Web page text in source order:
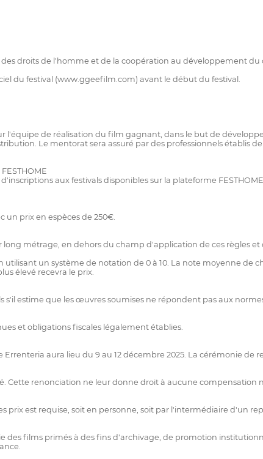
droits de l'homme et de la coopération au développement du
du festival (www.ggeefilm.com) avant le début du festival.
l'équipe de réalisation du film gagnant, dans le but de
Le mentorat sera assuré par des professionnels établis
aux festivals disponibles sur la plateforme
prix en espèces de 250€.
métrage, en dehors du champ d'application de ces règles et
un système de notation de 0 à 10. La note moyenne de
élevé recevra le prix.
s'il estime que les œuvres soumises ne répondent pas aux
et obligations fiscales légalement établies.
aura lieu du 9 au 12 décembre 2025. La cérémonie de
Cette renonciation ne leur donne droit à aucune compensation
prix est requise, soit en personne, soit par l'intermédiaire d'un
des films primés à des fins d'archivage, de promotion